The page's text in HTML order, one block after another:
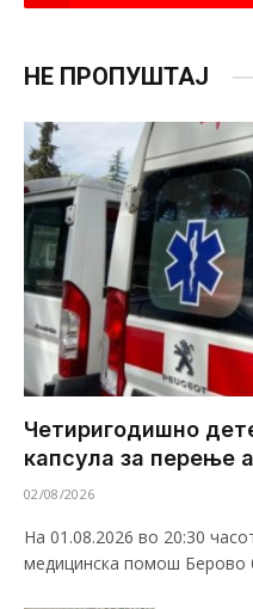
НЕ ПРОПУШТАЈ
Четиригодишно
капсула за перење
02/08/2026
На 01.08.2026 во 20:30
медицинска помош Берово